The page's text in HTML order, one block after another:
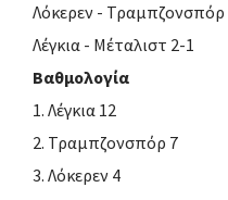
Λόκερεν - Τραμπζονσπόρ
Λέγκια - Μέταλιστ 2-1
Βαθμολογία
1. Λέγκια 12
2. Τραμπζονσπόρ 7
3. Λόκερεν 4